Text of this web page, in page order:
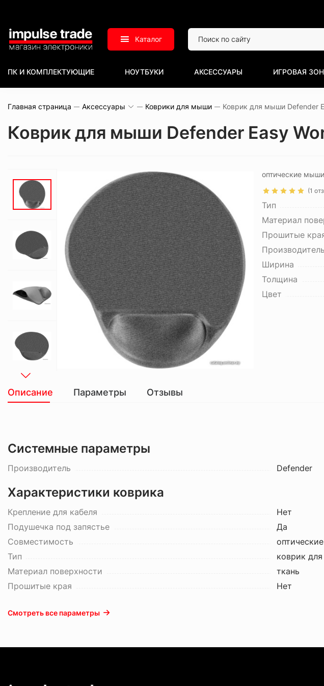
Каталог
ПК И КОМПЛЕКТУЮЩИЕ НОУТБУКИ АКСЕССУАРЫ ИГРОВАЯ
Главная страница Аксессуары Коврики для мыши
Коврик для мыши Defender Easy
оптические
(1
Тип
Материал
Прошитые
Производитель
Ширина
Толщина
Цвет
Описание Параметры Отзывы
Системные параметры
Производитель Defender
Характеристики коврика
Крепление для кабеля
Нет
Подушечка под запястье
Да
Совместимость
Тип
коврик
Материал поверхности
ткань
Прошитые края
Нет
Смотреть все параметры